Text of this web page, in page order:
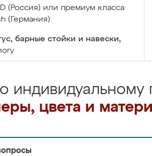
(Россия) или премиум класса
(Германия)
барные стойки и навески,
индивидуальному
цвета и